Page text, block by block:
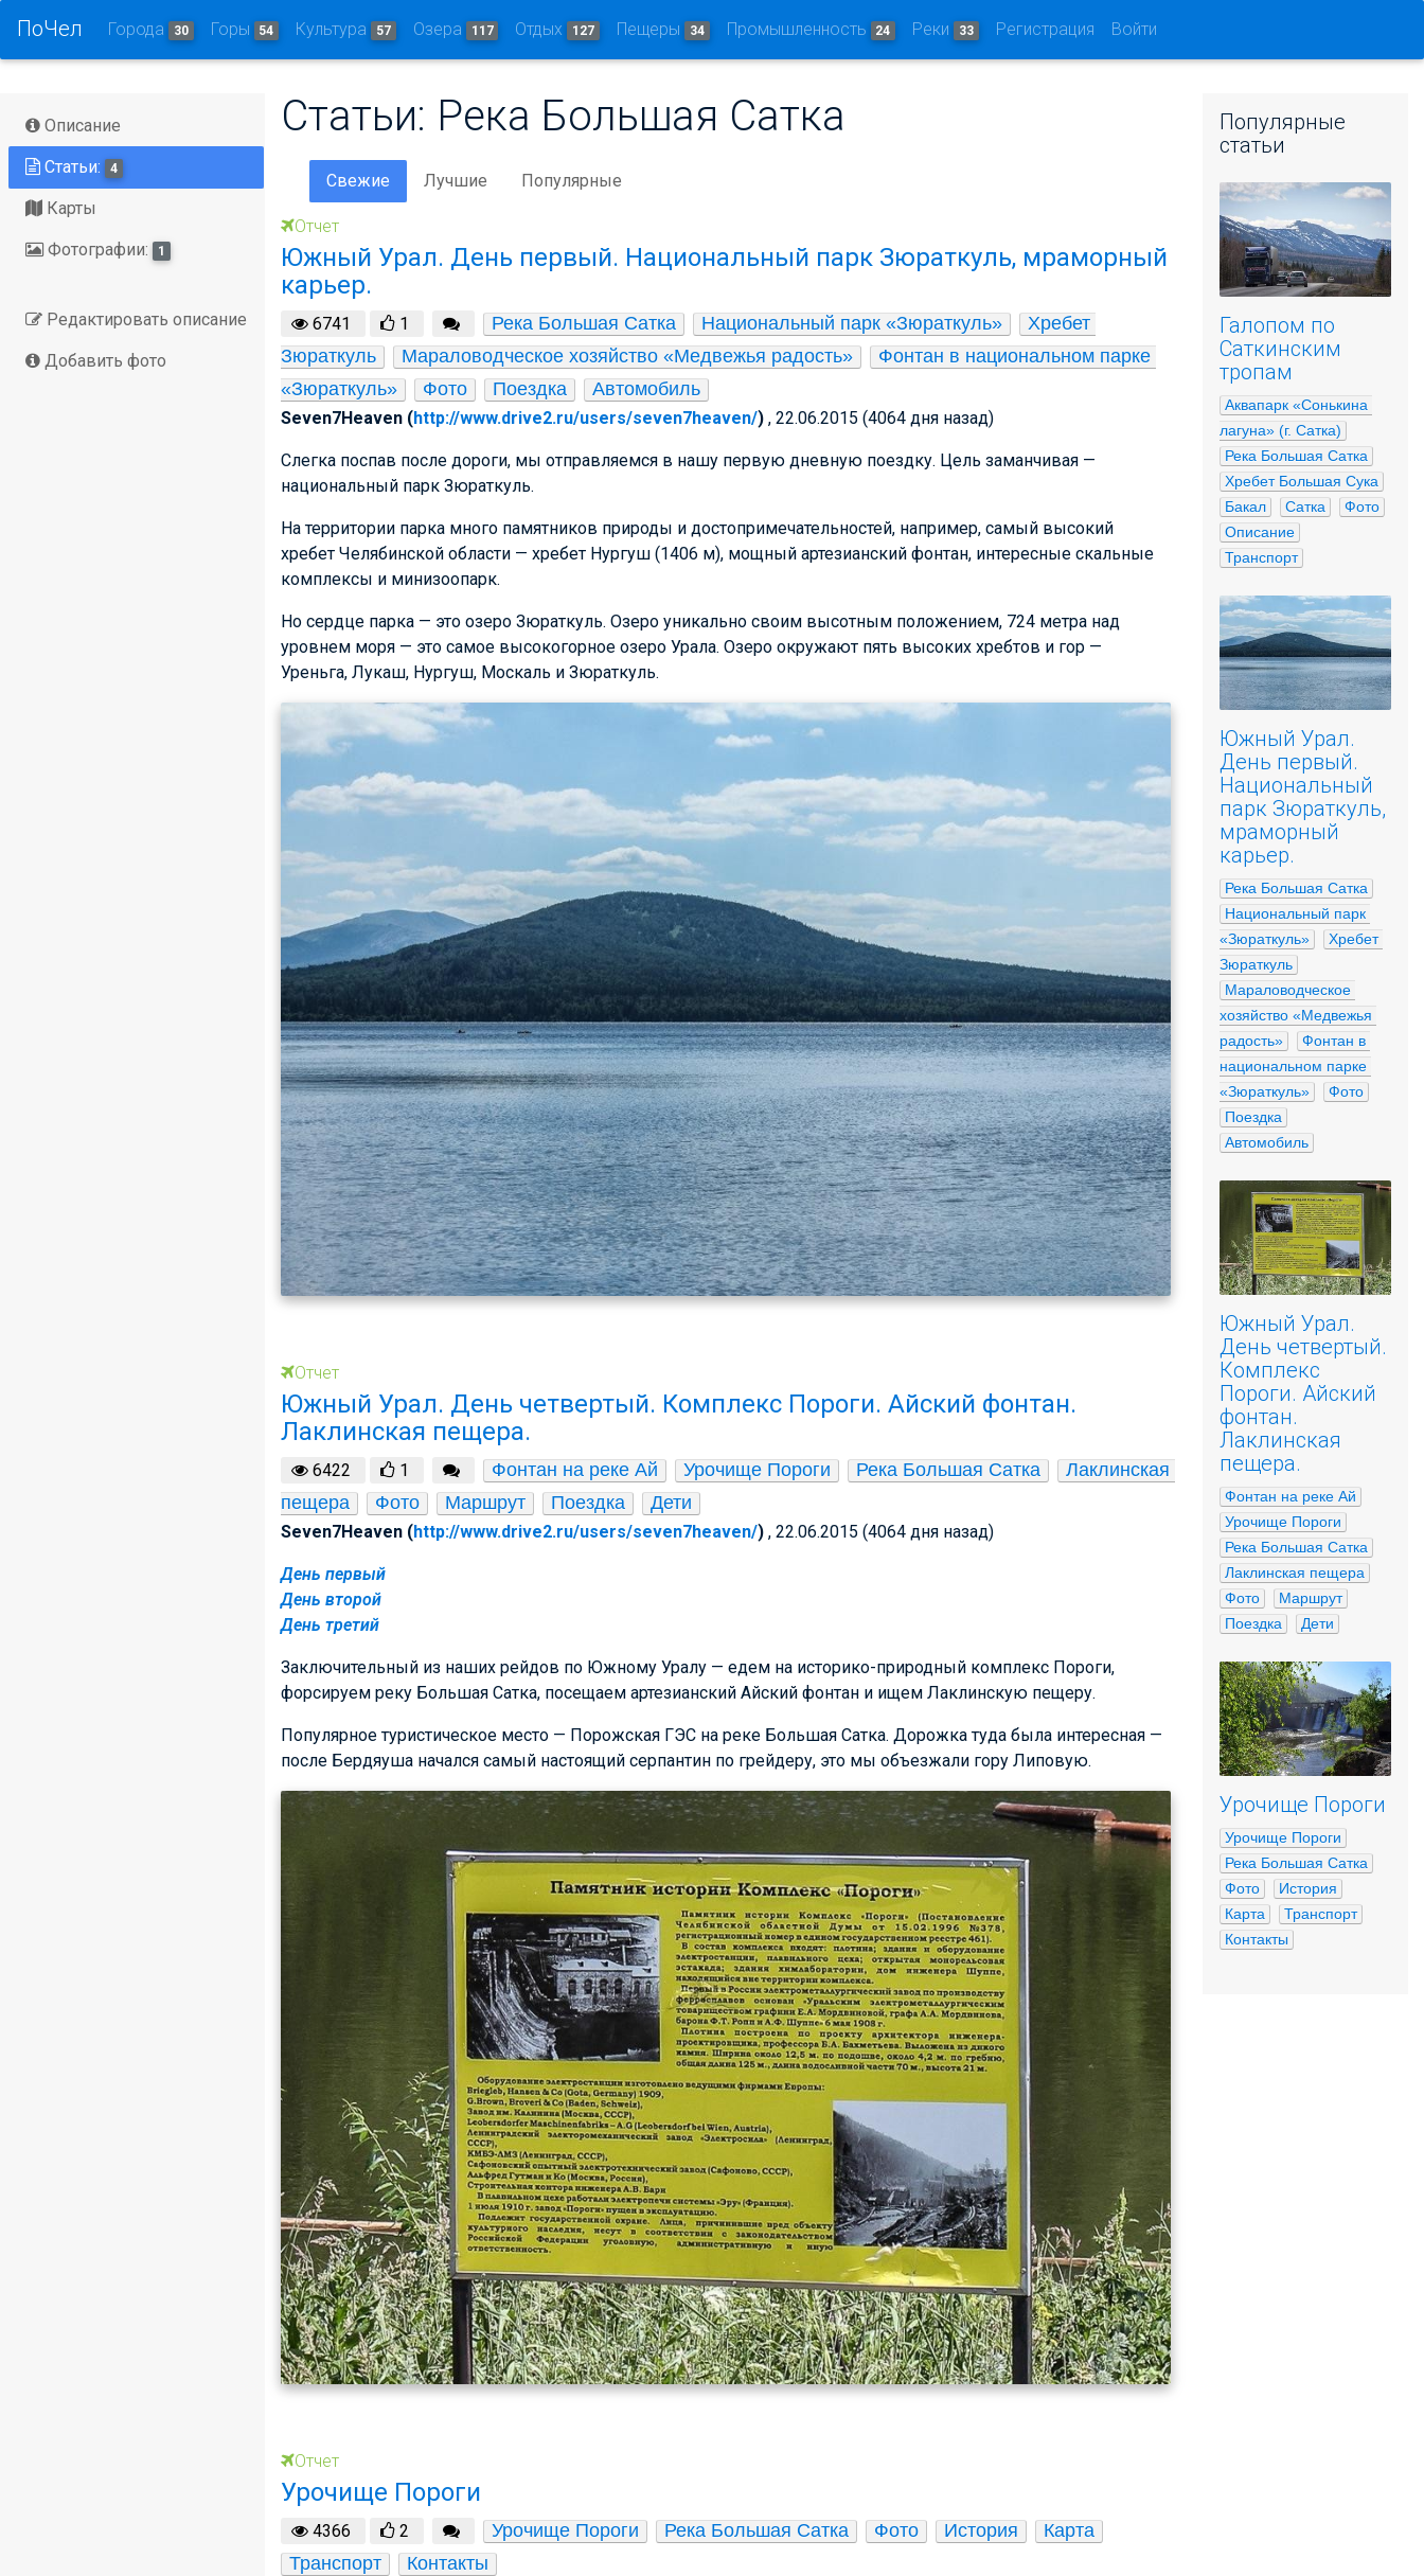
ПоЧел Города 30 Горы 54 Культура 57 Озера 117 Отдых 127 Пещеры 34 Промышленность 24 Реки 33 Регистрация Войти
Описание
Статьи: 4
Карты
Фотографии: 1
Редактировать описание
Добавить фото
Статьи: Река Большая Сатка
Свежие Лучшие Популярные
Отчет
Южный Урал. День первый. Национальный парк Зюраткуль, мраморный
карьер.
6741 1 Река Большая Сатка Национальный парк «Зюраткуль»
Хребет
Зюраткуль
Мараловодческое хозяйство «Медвежья радость»
Фонтан в национальном парке
«Зюраткуль»
Фото Поездка Автомобиль
Seven7Heaven (http://www.drive2.ru/users/seven7heaven/) , 22.06.2015 (4064 дня назад)
Слегка поспав после дороги, мы отправляемся в нашу первую дневную поездку. Цель заманчивая —
национальный парк Зюраткуль.
На территории парка много памятников природы и достопримечательностей, например, самый высокий
хребет Челябинской области — хребет Нургуш (1406 м), мощный артезианский фонтан, интересные скальные
комплексы и минизоопарк.
Но сердце парка — это озеро Зюраткуль. Озеро уникально своим высотным положением, 724 метра над
уровнем моря — это самое высокогорное озеро Урала. Озеро окружают пять высоких хребтов и гор —
Уреньга, Лукаш, Нургуш, Москаль и Зюраткуль.
Отчет
Южный Урал. День четвертый. Комплекс Пороги. Айский фонтан.
Лаклинская пещера.
6422 1 Фонтан на реке Ай Урочище Пороги Река Большая Сатка
Лаклинская
пещера
Фото Маршрут Поездка Дети
Seven7Heaven (http://www.drive2.ru/users/seven7heaven/) , 22.06.2015 (4064 дня назад)
День первый
День второй
День третий
Заключительный из наших рейдов по Южному Уралу — едем на историко-природный комплекс Пороги,
форсируем реку Большая Сатка, посещаем артезианский Айский фонтан и ищем Лаклинскую пещеру.
Популярное туристическое место — Порожская ГЭС на реке Большая Сатка. Дорожка туда была интересная —
после Бердяуша начался самый настоящий серпантин по грейдеру, это мы объезжали гору Липовую.
Отчет
Урочище Пороги
4366 2 Урочище Пороги Река Большая Сатка Фото История
Карта
Транспорт
Контакты
Популярные
статьи
Галопом по
Саткинским
тропам
Аквапарк «Сонькина
лагуна» (г. Сатка)
Река Большая Сатка
Хребет Большая Сука
Бакал
Сатка
Фото
Описание
Транспорт
Южный Урал.
День первый.
Национальный
парк Зюраткуль,
мраморный
карьер.
Река Большая Сатка
Национальный парк
«Зюраткуль»
Хребет
Зюраткуль
Мараловодческое
хозяйство «Медвежья
радость»
Фонтан в
национальном парке
«Зюраткуль»
Фото
Поездка
Автомобиль
Южный Урал.
День четвертый.
Комплекс
Пороги. Айский
фонтан.
Лаклинская
пещера.
Фонтан на реке Ай
Урочище Пороги
Река Большая Сатка
Лаклинская пещера
Фото
Маршрут
Поездка
Дети
Урочище Пороги
Урочище Пороги
Река Большая Сатка
Фото
История
Карта
Транспорт
Контакты